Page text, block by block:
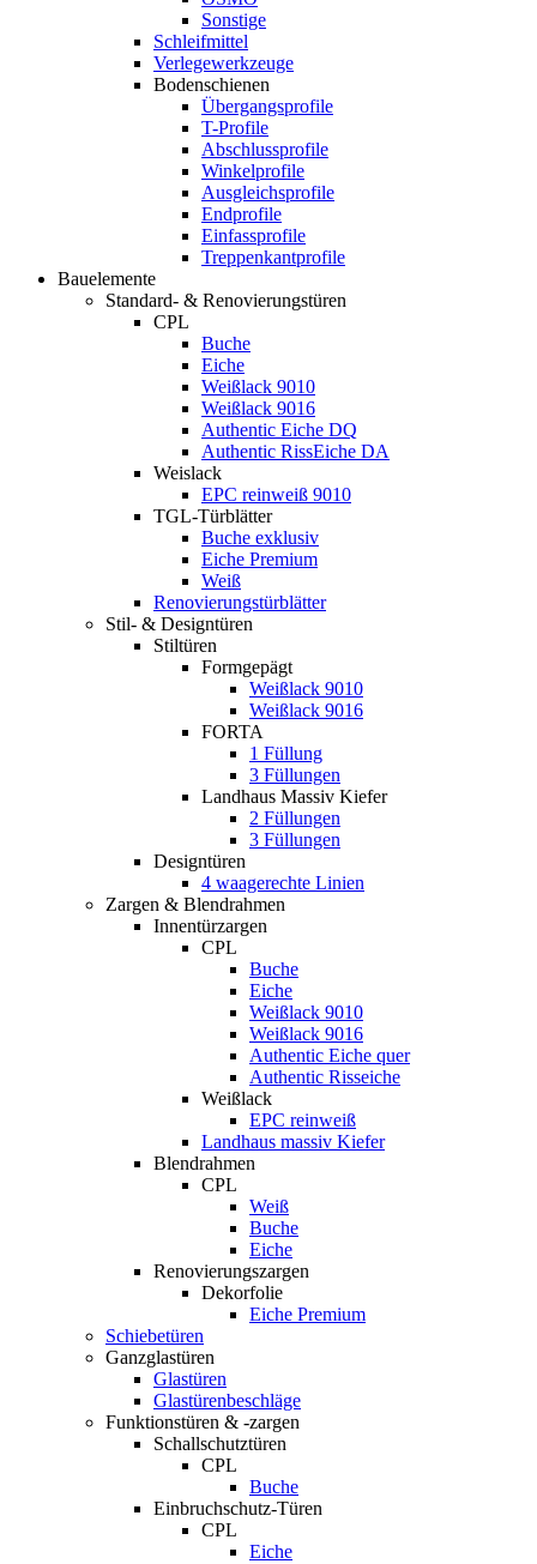
Sonstige
Schleifmittel
Verlegewerkzeuge
Bodenschienen
Übergangsprofile
T-Profile
Abschlussprofile
Winkelprofile
Ausgleichsprofile
Endprofile
Einfassprofile
Treppenkantprofile
Bauelemente
Standard- & Renovierungstüren
CPL
Buche
Eiche
Weißlack 9010
Weißlack 9016
Authentic Eiche DQ
Authentic RissEiche DA
Weislack
EPC reinweiß 9010
TGL-Türblätter
Buche exklusiv
Eiche Premium
Weiß
Renovierungstürblätter
Stil- & Designtüren
Stiltüren
Formgepägt
Weißlack 9010
Weißlack 9016
FORTA
1 Füllung
3 Füllungen
Landhaus Massiv Kiefer
2 Füllungen
3 Füllungen
Designtüren
4 waagerechte Linien
Zargen & Blendrahmen
Innentürzargen
CPL
Buche
Eiche
Weißlack 9010
Weißlack 9016
Authentic Eiche quer
Authentic Risseiche
Weißlack
EPC reinweiß
Landhaus massiv Kiefer
Blendrahmen
CPL
Weiß
Buche
Eiche
Renovierungszargen
Dekorfolie
Eiche Premium
Schiebetüren
Ganzglastüren
Glastüren
Glastürenbeschläge
Funktionstüren & -zargen
Schallschutztüren
CPL
Buche
Einbruchschutz-Türen
CPL
Eiche